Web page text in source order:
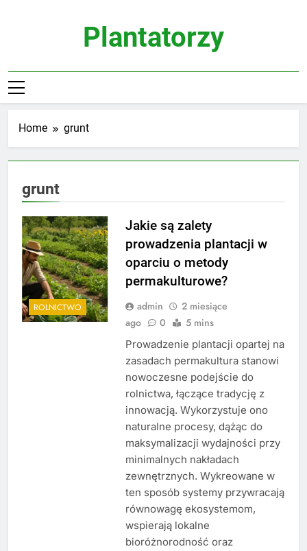
Plantatorzy
Home grunt
grunt
ROLNICTWO
Jakie są zalety
prowadzenia plantacji w
oparciu o metody
permakulturowe?
admin
2 miesiące
ago
0 5 mins
Prowadzenie plantacji opartej na
zasadach permakultura stanowi
nowoczesne podejście do
rolnictwa, łączące tradycję z
innowacją. Wykorzystuje ono
naturalne procesy, dążąc do
maksymalizacji wydajności przy
minimalnych nakładach
zewnętrznych. Wykreowane w
ten sposób systemy przywracają
równowagę ekosystemom,
wspierają lokalne
bioróżnorodność oraz